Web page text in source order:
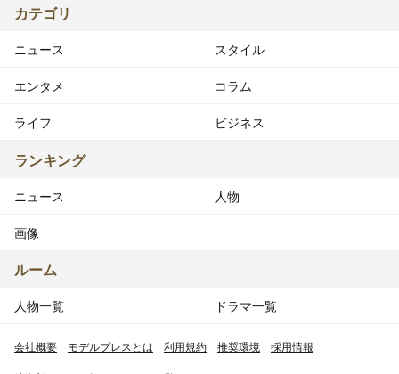
カテゴリ
ニュース スタイル
エンタメ コラム
ライフ ビジネス
ランキング
ニュース 人物
画像
ルーム
人物一覧 ドラマ一覧
会社概要 モデルプレスとは 利用規約 推奨環境 採用情報